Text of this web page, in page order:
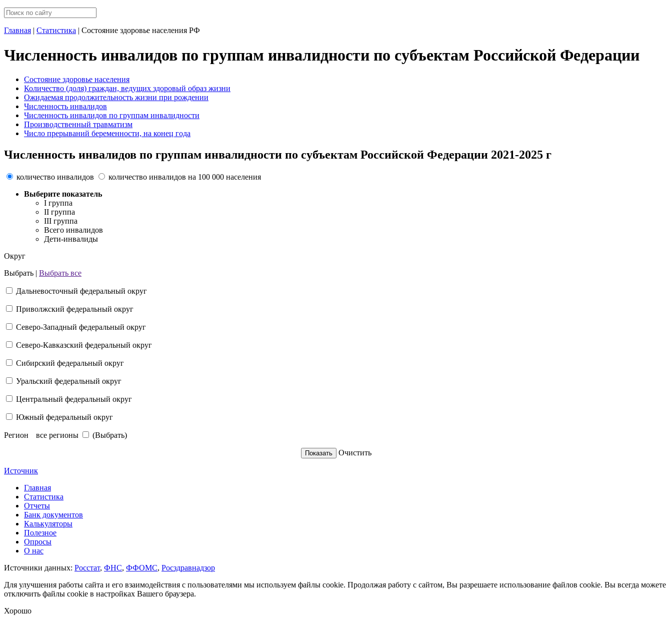
Главная | Статистика | Состояние здоровье населения РФ
Численность инвалидов по группам инвалидности по субъектам Российской Федерации
Состояние здоровье населения
Количество (доля) граждан, ведущих здоровый образ жизни
Ожидаемая продолжительность жизни при рождении
Численность инвалидов
Численность инвалидов по группам инвалидности
Производственный травматизм
Число прерываний беременности, на конец года
Численность инвалидов по группам инвалидности по субъектам Российской Федерации 2021-2025 г
количество инвалидов
количество инвалидов на 100 000 населения
Выберите показатель
I группа
II группа
III группа
Всего инвалидов
Дети-инвалиды
Округ
Выбрать | Выбрать все
Дальневосточный федеральный округ
Приволжский федеральный округ
Северо-Западный федеральный округ
Северо-Кавказский федеральный округ
Сибирский федеральный округ
Уральский федеральный округ
Центральный федеральный округ
Южный федеральный округ
Регион все регионы (Выбрать)
Очистить
Источник
Главная
Статистика
Отчеты
Банк документов
Калькуляторы
Полезное
Опросы
О нас
Источники данных: Росстат, ФНС, ФФОМС, Росздравнадзор
Для улучшения работы сайта и его взаимодействия с пользователями мы используем файлы cookie. Продолжая работу с сайтом, Вы разрешаете использование файлов cookie. Вы всегда можете
отключить файлы cookie в настройках Вашего браузера.
Хорошо